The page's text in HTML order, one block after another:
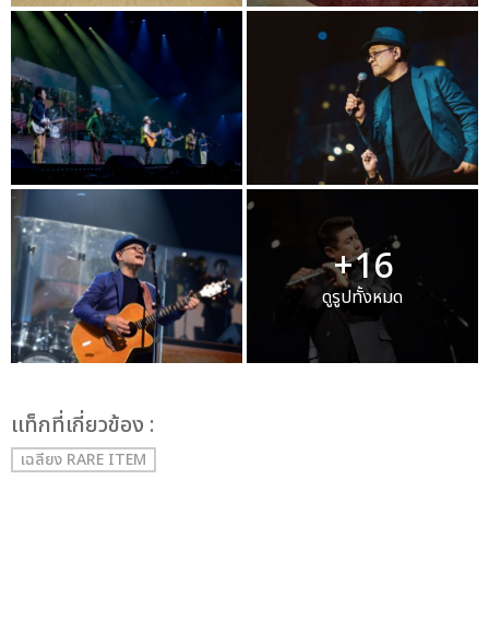
+16
ดูรูปทั้งหมด
เเท็กที่เกี่ยวข้อง :
เฉลียง RARE ITEM